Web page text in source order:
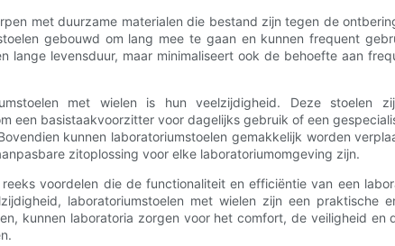
met duurzame materialen die bestand zijn tegen de
gebouwd om lang mee te gaan en kunnen frequent
lange levensduur, maar minimaliseert ook de behoefte aan
met wielen is hun veelzijdigheid. Deze stoelen
een ​​basistaakvoorzitter voor dagelijks gebruik of een
kunnen laboratoriumstoelen gemakkelijk worden
zitoplossing voor elke laboratoriumomgeving zijn.
voordelen die de functionaliteit en efficiëntie van een
laboratoriumstoelen met wielen zijn een praktische
kunnen laboratoria zorgen voor het comfort, de veiligheid